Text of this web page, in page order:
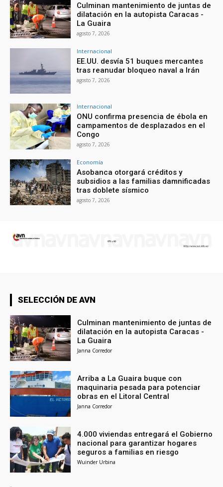
Culminan mantenimiento de juntas de
dilatación en la autopista Caracas -
La Guaira
agosto 7, 2026
Internacional
EE.UU. desvía 51 buques mercantes
tras reanudar bloqueo naval a Irán
agosto 7, 2026
Internacional
ONU confirma presencia de ébola en
campamentos de desplazados en el
Congo
agosto 7, 2026
Economía
Asobanca otorgará créditos y
subsidios a las familias damnificadas
tras doblete sísmico
agosto 7, 2026
SELECCIÓN DE AVN
Culminan mantenimiento de juntas de
dilatación en la autopista Caracas -
La Guaira
Janna Corredor
Arriba a La Guaira buque con
maquinaria pesada para potenciar
obras en el Litoral Central
Janna Corredor
4.000 viviendas entregará el Gobierno
nacional para garantizar hogares
seguros a familias en riesgo
Wuinder Urbina